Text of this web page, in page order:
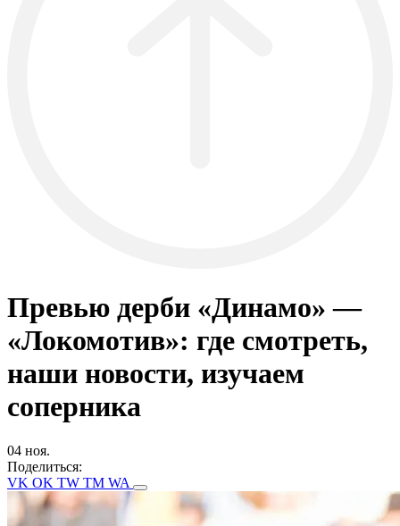
Превью дерби «Динамо» —
«Локомотив»: где смотреть,
наши новости, изучаем
соперника
04 ноя.
Поделиться:
VK OK TW TM WA